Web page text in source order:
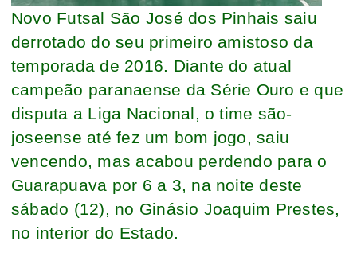
Novo Futsal São José dos Pinhais saiu
derrotado do seu primeiro amistoso da
temporada de 2016. Diante do atual
campeão paranaense da Série Ouro e que
disputa a Liga Nacional, o time são-
joseense até fez um bom jogo, saiu
vencendo, mas acabou perdendo para o
Guarapuava por 6 a 3, na noite deste
sábado (12), no Ginásio Joaquim Prestes,
no interior do Estado.